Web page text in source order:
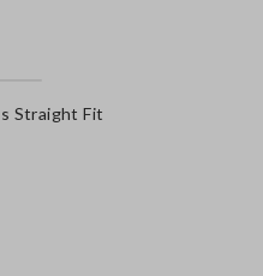
Straight Fit